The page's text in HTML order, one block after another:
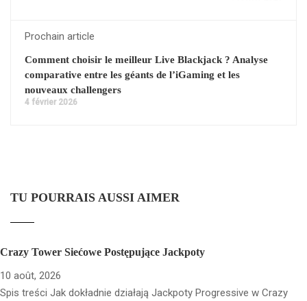
Prochain article
Comment choisir le meilleur Live Blackjack ? Analyse
comparative entre les géants de l’iGaming et les
nouveaux challengers
4 février 2026
TU POURRAIS AUSSI AIMER
Crazy Tower Siećowe Postępujące Jackpoty
10 août, 2026
Spis treści Jak dokładnie działają Jackpoty Progressive w Crazy